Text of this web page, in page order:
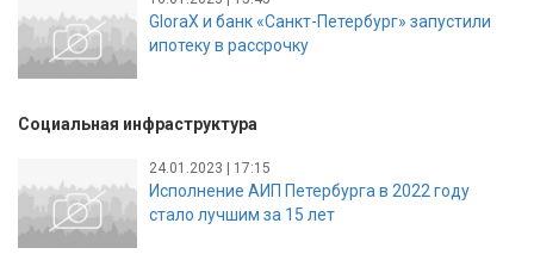
GloraX и банк «Санкт-Петербург» запустили
ипотеку в рассрочку
Социальная инфраструктура
24.01.2023 | 17:15
Исполнение АИП Петербурга в 2022 году
стало лучшим за 15 лет